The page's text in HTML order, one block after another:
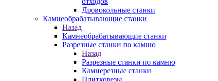
Дровокольные станки
Камнеобрабатывающие станки
Назад
Камнеобрабатывающие станки
Разрезные станки по камню
Назад
Разрезные станки по камню
Камнерезные станки
Плиткорезы